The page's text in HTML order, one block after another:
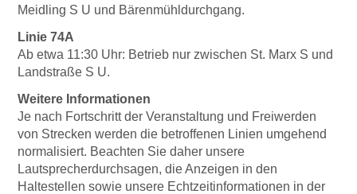
Meidling S U und Bärenmühldurchgang.
Linie 74A
Ab etwa 11:30 Uhr: Betrieb nur zwischen St. Marx S und
Landstraße S U.
Weitere Informationen
Je nach Fortschritt der Veranstaltung und Freiwerden
von Strecken werden die betroffenen Linien umgehend
normalisiert. Beachten Sie daher unsere
Lautsprecherdurchsagen, die Anzeigen in den
Haltestellen sowie unsere Echtzeitinformationen in der